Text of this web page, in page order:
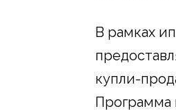
В рамках
купли-
Программа